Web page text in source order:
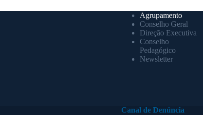
Agrupamento
Conselho Geral
Direção Executiva
Conselho
Pedagógico
Newsletter
Canal de Denúncia